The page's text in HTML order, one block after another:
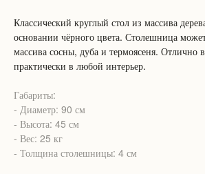
Классический круглый стол из массива
основании чёрного цвета. Столешница
массива сосны, дуба и термоясеня. Отлично
практически в любой интерьер.
Габариты:
- Диаметр: 90 см
- Высота: 45 см
- Вес: 25 кг
- Толщина столешницы: 4 см